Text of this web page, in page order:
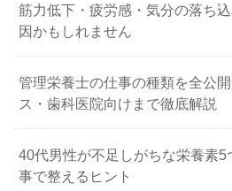
筋力低下・疲労感・気分の落ち
因かもしれません
管理栄養士の仕事の種類を全公
ス・歯科医院向けまで徹底解説
40代男性が不足しがちな栄養素5
事で整えるヒント